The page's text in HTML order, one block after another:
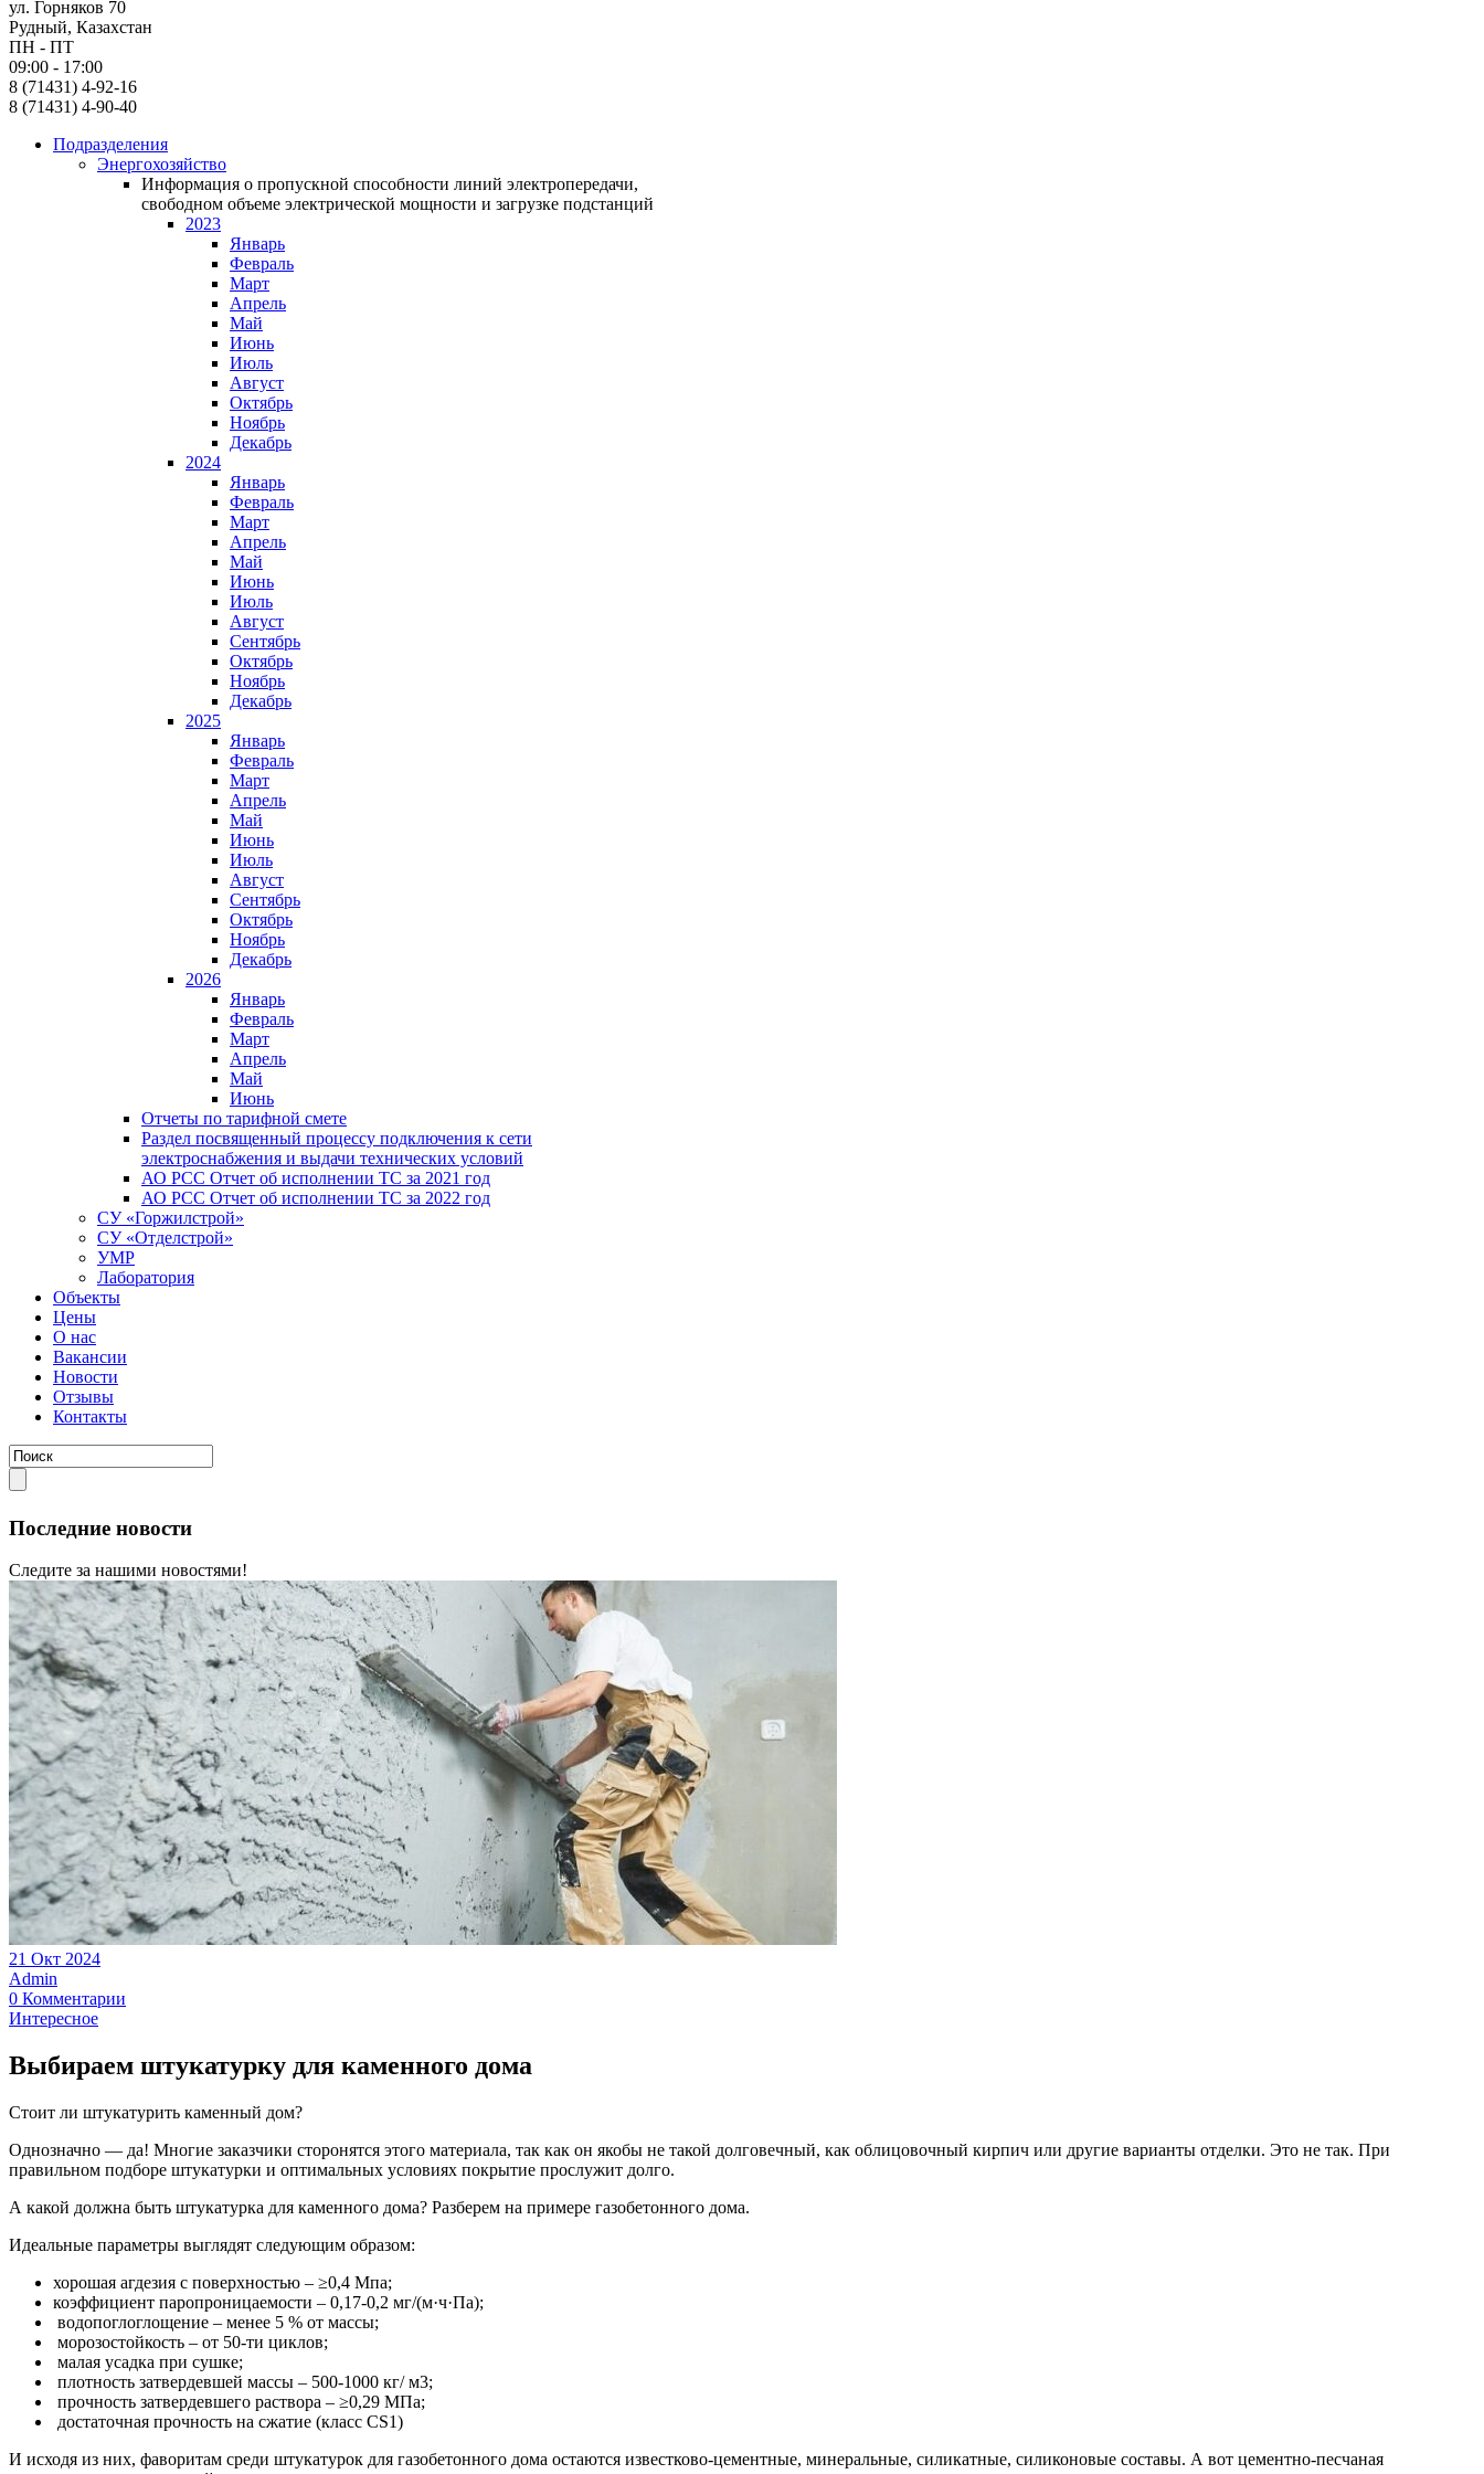
ул. Горняков 70
Рудный, Казахстан
ПН - ПТ
09:00 - 17:00
8 (71431) 4-92-16
8 (71431) 4-90-40
Подразделения
Энергохозяйство
Информация о пропускной способности линий электропередачи,
свободном объеме электрической мощности и загрузке подстанций
2023
Январь
Февраль
Март
Апрель
Май
Июнь
Июль
Август
Октябрь
Ноябрь
Декабрь
2024
Январь
Февраль
Март
Апрель
Май
Июнь
Июль
Август
Сентябрь
Октябрь
Ноябрь
Декабрь
2025
Январь
Февраль
Март
Апрель
Май
Июнь
Июль
Август
Сентябрь
Октябрь
Ноябрь
Декабрь
2026
Январь
Февраль
Март
Апрель
Май
Июнь
Отчеты по тарифной смете
Раздел посвященный процессу подключения к сети
электроснабжения и выдачи технических условий
АО РСС Отчет об исполнении ТС за 2021 год
АО РСС Отчет об исполнении ТС за 2022 год
СУ «Горжилстрой»
СУ «Отделстрой»
УМР
Лаборатория
Объекты
Цены
О нас
Вакансии
Новости
Отзывы
Контакты
Последние новости
Следите за нашими новостями!
21 Окт 2024
Admin
0 Комментарии
Интересное
Выбираем штукатурку для каменного дома
Стоит ли штукатурить каменный дом?
Однозначно — да! Многие заказчики сторонятся этого материала, так как он якобы не такой долговечный, как облицовочный кирпич или другие варианты отделки. Это не так. При
правильном подборе штукатурки и оптимальных условиях покрытие прослужит долго.
А какой должна быть штукатурка для каменного дома? Разберем на примере газобетонного дома.
Идеальные параметры выглядят следующим образом:
хорошая агдезия с поверхностью – ≥0,4 Мпа;
коэффициент паропроницаемости – 0,17-0,2 мг/(м·ч·Па);
водопоглоглощение – менее 5 % от массы;
морозостойкость – от 50-ти циклов;
малая усадка при сушке;
плотность затвердевшей массы – 500-1000 кг/ м3;
прочность затвердевшего раствора – ≥0,29 МПа;
достаточная прочность на сжатие (класс CS1)
И исходя из них, фаворитам среди штукатурок для газобетонного дома остаются известково-цементные, минеральные, силикатные, силиконовые составы. А вот цементно-песчаная